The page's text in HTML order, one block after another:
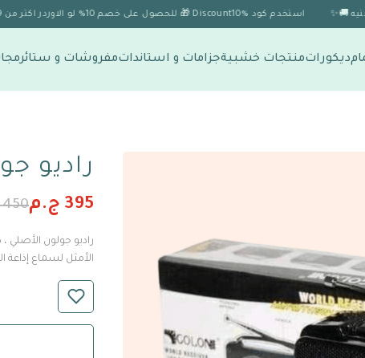
استخدم كود Discount10% 🎁 للحصول على خصم 10% لو الاوردر اكتر من 1999 🎉
ديكوراتمنتجات خشبيةجزامات و استانداتمفروشات و ستائر
راديو
395 ج.م 450 ج.م
راديو جولون
الأمثل لسماع إذاعة